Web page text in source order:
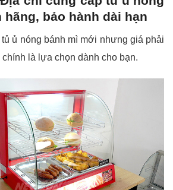
hãng, bảo hành dài hạn
ủ nóng bánh mì mới nhưng giá phải
chính là lựa chọn dành cho bạn.